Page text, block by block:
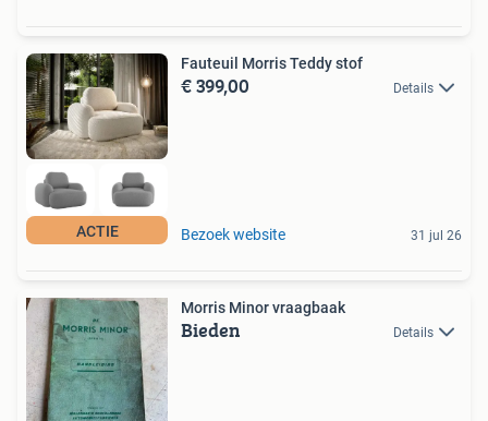
ACTIE
Fauteuil Morris Teddy stof
€ 399,00 Details
Bezoek website 31 jul 26
Morris Minor vraagbaak
Bieden Details